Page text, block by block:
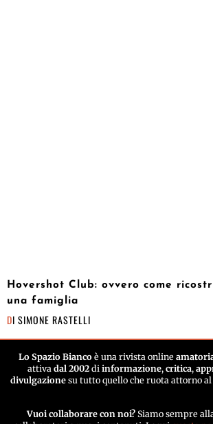
Hovershot Club: ovvero come
una famiglia
DI SIMONE RASTELLI
Lo Spazio Biancoè una rivista online
attiva dal 2002 di informazione, critica,
divulgazione su tutto quello che ruota attorno
Vuoi collaborare con noi? Siamo sempre